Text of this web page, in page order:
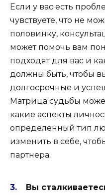
Если у вас есть
чувствуете, что не
половинку,
может помочь вам
подходят для вас и
должны быть, чтобы
долгосрочные и
Матрица судьбы
какие аспекты
определенный тип
изменить в себе,
партнера.
Вы